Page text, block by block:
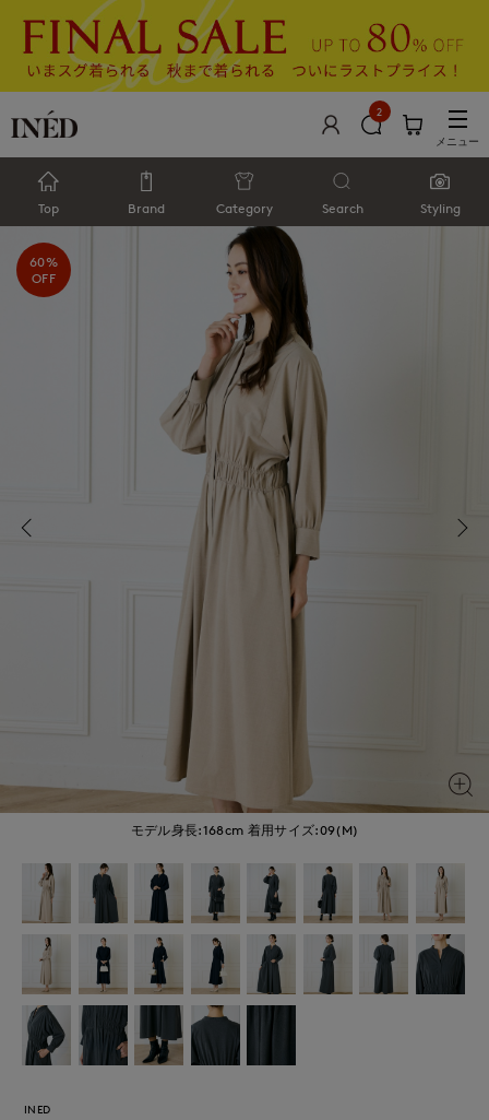
2
メニュー
Top Brand Category Search Styling
モデル身長:168cm 着用サイズ:09(M)
60%
OFF
INED